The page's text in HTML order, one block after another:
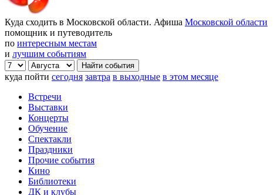
Куда сходить в Московской области. Афиша Московской области
помощник и путеводитель
по интересным местам
и лучшим событиям
куда пойти сегодня завтра в выходные в этом месяце
Встречи
Выставки
Концерты
Обучение
Спектакли
Праздники
Прочие события
Кино
Библиотеки
ДК и клубы